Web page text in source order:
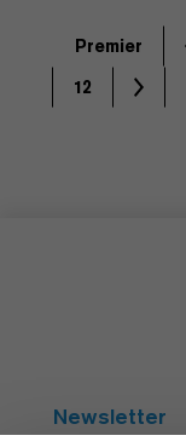
Premier
12
Newsletter